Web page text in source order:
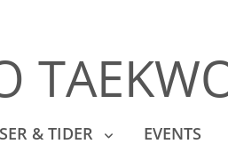
& TIDER EVENTS